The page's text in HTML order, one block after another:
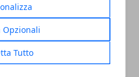
Opzionali
Tutto
Fissore
Fissore è web editor e